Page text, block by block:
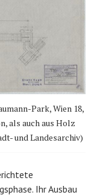
Park, Wien 18,
als auch aus Holz
und Landesarchiv)
Ihr Ausbau